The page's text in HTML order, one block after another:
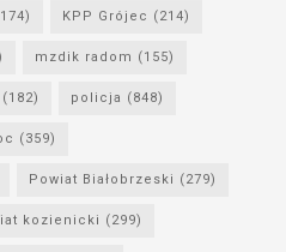
KPP Grójec (214)
mzdik radom (155)
(182) policja (848)
(359)
Powiat Białobrzeski (279)
kozienicki (299)